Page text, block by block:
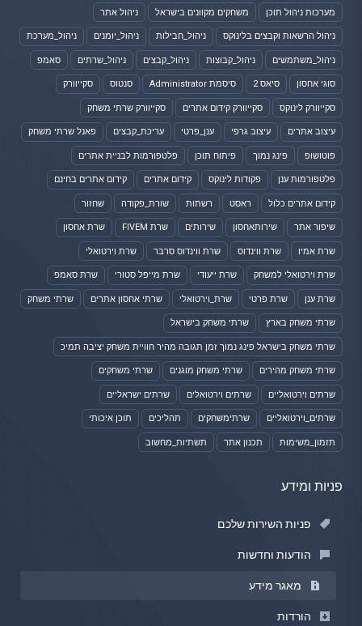
מערכות ניהול תוכן משחקים מקוונים בישראל ניהול אתר
ניהול הרשאות וקבצים בלינוקס ניהול_חבילות ניהול_יומנים ניהול_מערכת
ניהול_משתמשים ניהול_קבוצות ניהול_קבצים ניהול_שרתים סאמפ
סוגי אחסון סיאס 2 סיסמת Administrator סנטוס סקייוורק
סקייוורק לינוקס סקייוורק קידום אתרים סקייוורק שרתי משחק
עיצוב אתרים עיצוב גרפי ענן_פרטי עריכת_קבצים פאנל שרתי משחק
פוטושופ פינג נמוך פיתוח תוכן פלטפורמות לבניית אתרים
פלטפורמות ענן פקודות לינוקס קידום אתרים קידום אתרים בחינם
קידום אתרים כלול ראסט רשתות שורת_פקודה שחזור
שיפור אתר שירותאחסון שירותים שרת FIVEM שרת אחסון
שרת אמיו שרת ווינדוס שרת ווינדוס סרבר שרת וירטואלי
שרת וירטואלי למשחק שרת ייעודי שרת מייפל סטורי שרת סאמפ
שרת ענן שרת פרטי שרת_וירטואלי שרתי אחסון אתרים שרתי משחק
שרתי משחק בארץ שרתי משחק בישראל
שרתי משחק בישראל פינג נמוך זמן תגובה מהיר חוויית משחק יציבה תמיכ
שרתי משחק מהירים שרתי משחק מוגנים שרתי משחקים
שרתים וירטואליים שרתים וירטואלים שרתים ישראליים
שרתים_וירטואליים שרתימשחקים תהליכים תוכן איכותי
תזמון_משימות תכנון אתר תשתיות_מחשוב
פניות ומידע
פניות השירות שלכם
הודעות וחדשות
מאגר מידע
הורדות